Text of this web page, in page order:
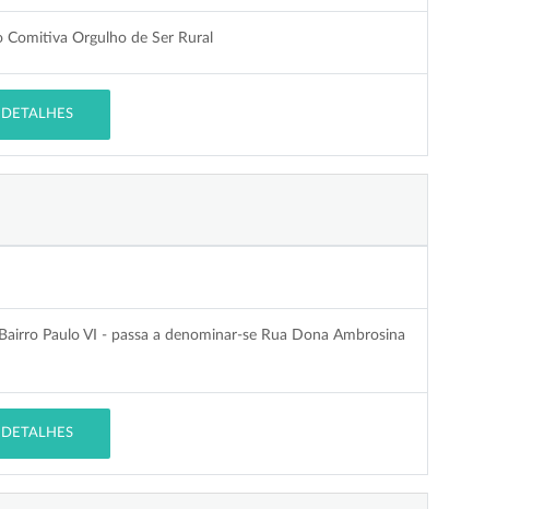
Orgulho de Ser Rural
Paulo VI - passa a denominar-se Rua Dona Ambrosina